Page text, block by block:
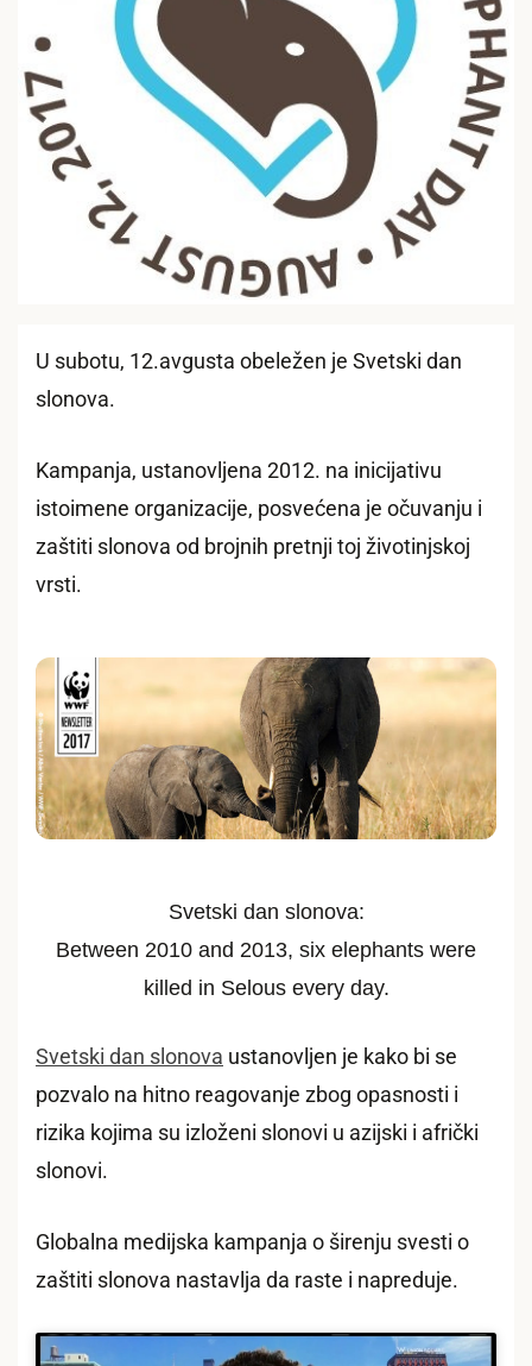
U subotu, 12.avgusta obeležen je Svetski dan
slonova.
Kampanja, ustanovljena 2012. na inicijativu
istoimene organizacije, posvećena je očuvanju i
zaštiti slonova od brojnih pretnji toj životinjskoj
vrsti.
Svetski dan slonova:
Between 2010 and 2013, six elephants were
killed in Selous every day.
Svetski dan slonova ustanovljen je kako bi se
pozvalo na hitno reagovanje zbog opasnosti i
rizika kojima su izloženi slonovi u azijski i afrički
slonovi.
Globalna medijska kampanja o širenju svesti o
zaštiti slonova nastavlja da raste i napreduje.